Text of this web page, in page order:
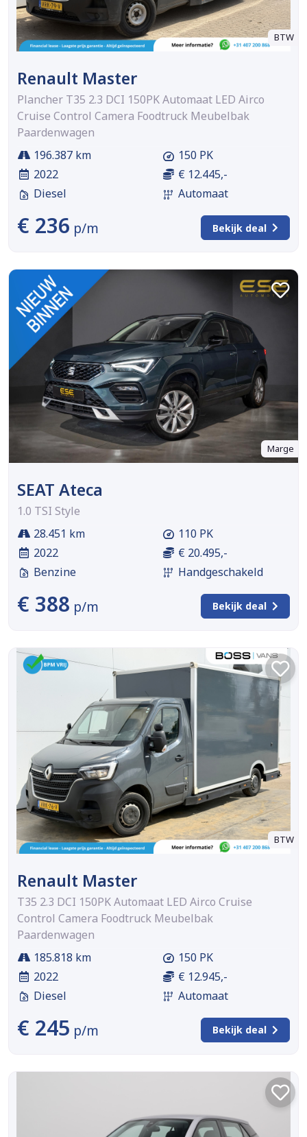
BTW
Renault Master
Plancher T35 2.3 DCI 150PK Automaat LED Airco
Cruise Control Camera Foodtruck Meubelbak
Paardenwagen
196.387 km
2022
Diesel
150 PK
€ 12.445,-
Automaat
€ 236 p/m Bekijk deal
Marge
SEAT Ateca
1.0 TSI Style
28.451 km
2022
Benzine
110 PK
€ 20.495,-
Handgeschakeld
€ 388 p/m Bekijk deal
BTW
Renault Master
T35 2.3 DCI 150PK Automaat LED Airco Cruise
Control Camera Foodtruck Meubelbak
Paardenwagen
185.818 km
2022
Diesel
150 PK
€ 12.945,-
Automaat
€ 245 p/m Bekijk deal